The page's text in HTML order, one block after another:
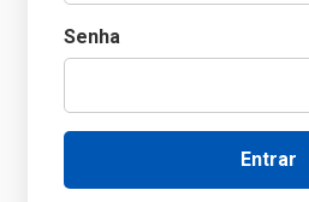
Senha
Entrar